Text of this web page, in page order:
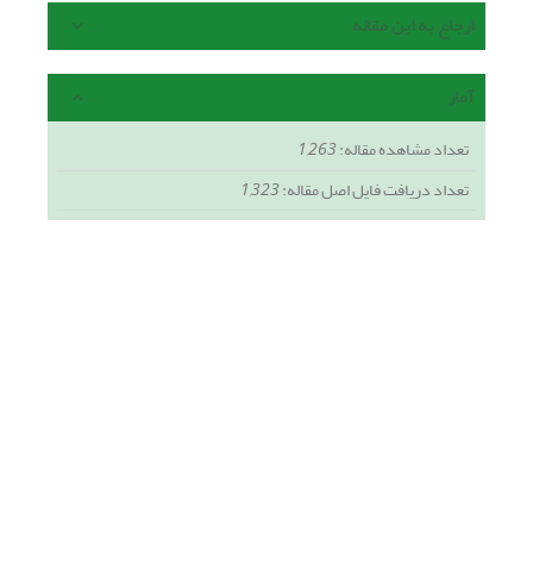
ارجاع به این مقاله
آمار
تعداد مشاهده مقاله:1,263
تعداد دریافت فایل اصل مقاله:1,323